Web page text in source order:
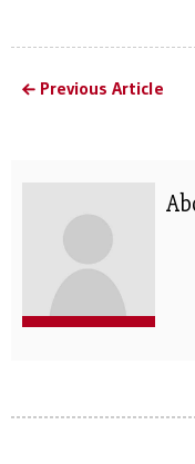
Previous Article